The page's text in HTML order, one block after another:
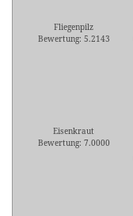
Fliegenpilz
Bewertung: 5.2143
Eisenkraut
Bewertung: 7.0000